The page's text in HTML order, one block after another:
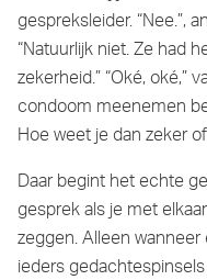
gespreksleider. “Nee.”,
“Natuurlijk niet. Ze had
zekerheid.” “Oké, oké,”
condoom meenemen
Hoe weet je dan zeker
Daar begint het echte
gesprek als je met
zeggen. Alleen
ieders